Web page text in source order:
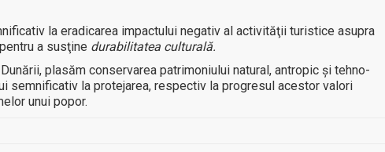
la eradicarea impactului negativ al activităţii turistice asupra
a susţine durabilitatea culturală.
plasăm conservarea patrimoniului natural, antropic şi tehno-
semnificativ la protejarea, respectiv la progresul acestor valori
unui popor.